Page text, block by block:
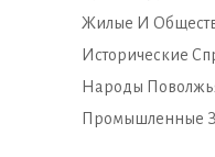
Жилые И
Исторические
Народы
Промышленные